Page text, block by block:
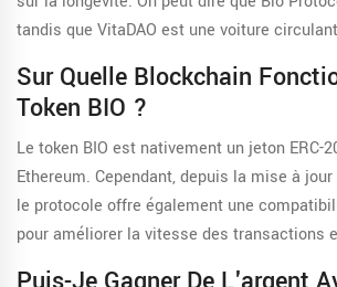
tandis que VitaDAO est une voiture
Sur Quelle Blockchain
Token BIO ?
Le token BIO est nativement un jeton ERC-
Ethereum. Cependant, depuis la mise à
le protocole offre également une
pour améliorer la vitesse des transactions